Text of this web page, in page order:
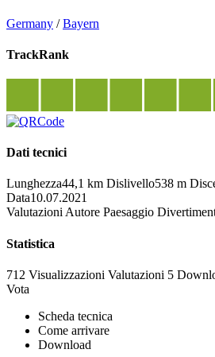
Germany /Bayern
TrackRank
Dati tecnici
Lunghezza44,1 km Dislivello538 m
Data10.07.2021
Valutazioni Autore Paesaggio
Statistica
712 Visualizzazioni Valutazioni 5
Vota
Scheda tecnica
Come arrivare
Download